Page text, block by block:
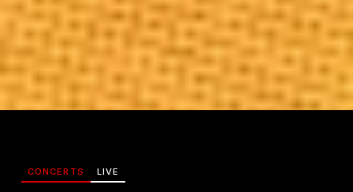
CONCERTS LIVE